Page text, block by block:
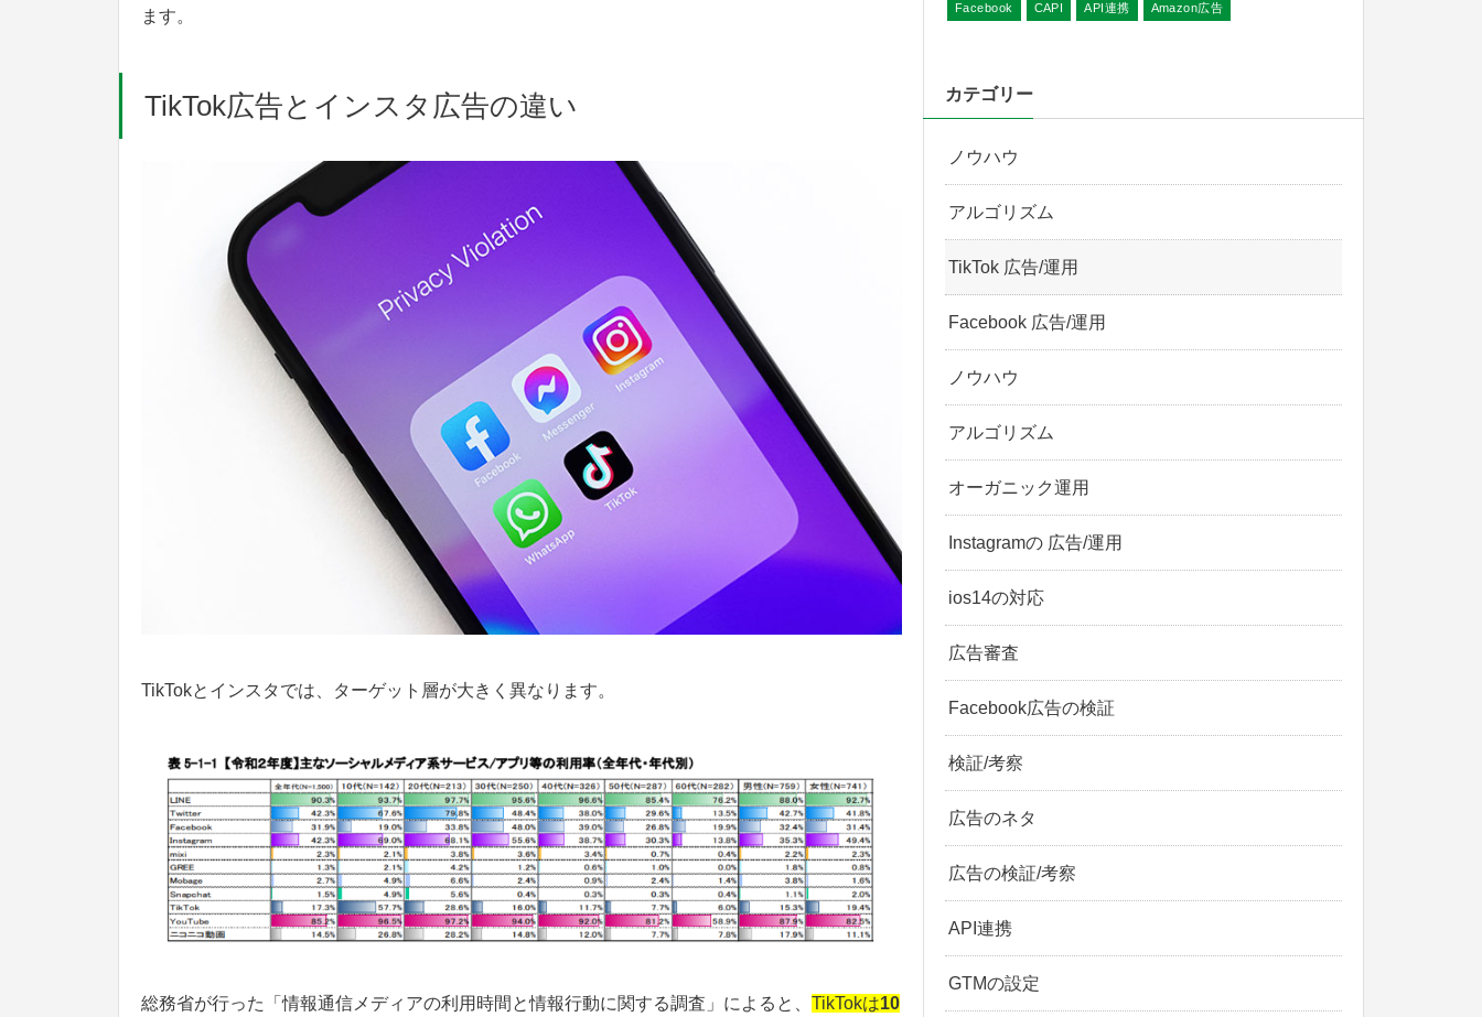
ます。
TikTok広告とインスタ広告の違い
TikTokとインスタでは、ターゲット層が大きく異なります。
総務省が行った「情報通信メディアの利用時間と情報行動に関する調査」によると、 TikTokは10
Facebook CAPI API連携 Amazon広告
カテゴリー
ノウハウ
アルゴリズム
TikTok 広告/運用
Facebook 広告/運用
ノウハウ
アルゴリズム
オーガニック運用
Instagramの 広告/運用
ios14の対応
広告審査
Facebook広告の検証
検証/考察
広告のネタ
広告の検証/考察
API連携
GTMの設定